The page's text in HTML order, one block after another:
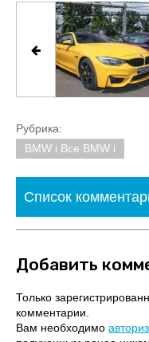
Рубрика:
BMW i Все BMW i
Список
Добавить
Только
комментарии.
Вам необходимо